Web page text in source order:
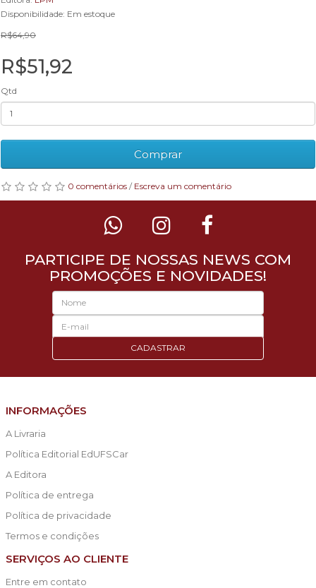
Disponibilidade: Em estoque
R$64,90
R$51,92
Qtd
Comprar
0 comentários / Escreva um comentário
PARTICIPE DE NOSSAS NEWS COM
PROMOÇÕES E NOVIDADES!
CADASTRAR
INFORMAÇÕES
A Livraria
Política Editorial EdUFSCar
A Editora
Política de entrega
Política de privacidade
Termos e condições
SERVIÇOS AO CLIENTE
Entre em contato